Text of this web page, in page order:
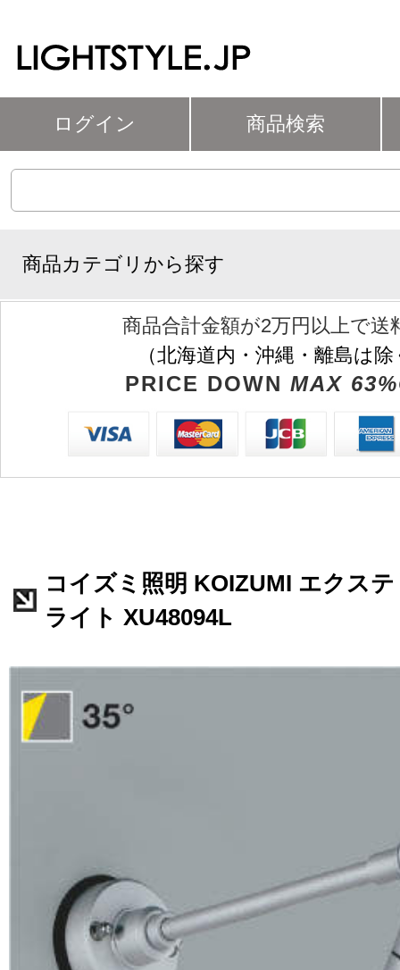
ログイン 商品検索
商品カテゴリから探す
商品合計金額が2万円以上で送
（北海道内・沖縄・離島は
PRICE DOWN MAX
コイズミ照明 KOIZUMI エクス
ライト XU48094L